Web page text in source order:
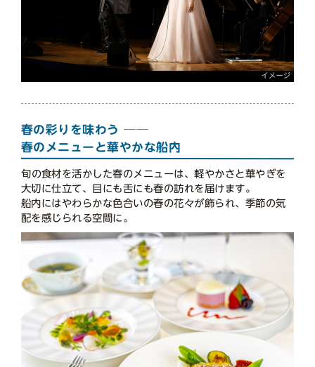
春の彩りを味わう ──
春のメニューと華やかな船内
旬の食材を活かした春のメニューは、軽やかさと華やぎを
大切に仕立て、目にも舌にも春の訪れを届けます。
船内にはやわらかな色合いの春の花々が飾られ、季節の気
配を感じられる空間に。